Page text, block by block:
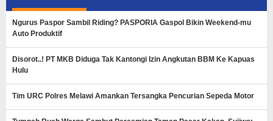
Ngurus Paspor Sambil Riding? PASPORIA Gaspol Bikin Weekend-mu
Auto Produktif
Disorot..! PT MKB Diduga Tak Kantongi Izin Angkutan BBM Ke Kapuas
Hulu
Tim URC Polres Melawi Amankan Tersangka Pencurian Sepeda Motor